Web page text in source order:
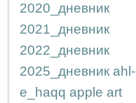
2020_дневник
2021_дневник
2022_дневник
2025_дневник ahl-
e_haqq apple art